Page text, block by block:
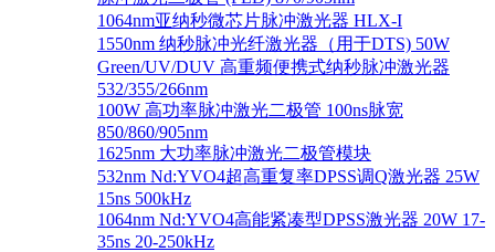
1064nm亚纳秒微芯片脉冲激光器 HLX-I
1550nm 纳秒脉冲光纤激光器（用于DTS) 50W
Green/UV/DUV 高重频便携式纳秒脉冲激光器
532/355/266nm
100W 高功率脉冲激光二极管 100ns脉宽
850/860/905nm
1625nm 大功率脉冲激光二极管模块
532nm Nd:YVO4超高重复率DPSS调Q激光器 25W
15ns 500kHz
1064nm Nd:YVO4高能紧凑型DPSS激光器 20W 17-
35ns 20-250kHz